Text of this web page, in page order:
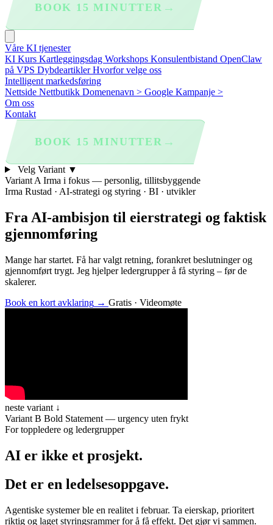
BOOK 15 MINUTTER →
Våre KI tjenester
KI Kurs Kartleggingsdag Workshops Konsulentbistand OpenClaw
på VPS DybdeartiklerHvorfor velge oss
Intelligent markedsføring
Nettside Nettbutikk Domenenavn > Google Kampanje >
Om oss
Kontakt
BOOK 15 MINUTTER →
Velg Variant ▼
Variant A Irma i fokus — personlig, tillitsbyggende
Irma Rustad · AI-strategi og styring · BI · utvikler
Fra AI-ambisjon til eierstrategi og faktisk
gjennomføring
Mange har startet. Få har valgt retning, forankret beslutninger og
gjennomført trygt. Jeg hjelper ledergrupper å få styring – før de
skalerer.
Book en kort avklaring → Gratis · Videomøte
neste variant ↓
Variant B Bold Statement — urgency uten frykt
For toppledere og ledergrupper
AI er ikke et prosjekt.
Det er en ledelsesoppgave.
Agentiske systemer ble en realitet i februar. Ta eierskap, prioritert
riktig og laget styringsrammer for å få effekt. Det gjør vi sammen.